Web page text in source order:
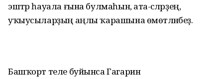
эштәр һауала ғына булмаһын, ата-әсәләрҙең,
уҡыусыларҙың аңлы ҡарашына өмөтләнәбеҙ.
Башҡорт теле буйынса Гагарин